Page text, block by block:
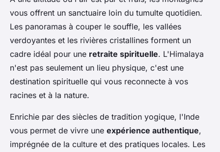
vous offrent un sanctuaire loin du tumulte quotidien.
Les panoramas à couper le souffle, les vallées
verdoyantes et les rivières cristallines forment un
cadre idéal pour une retraite spirituelle. L'Himalaya
n'est pas seulement un lieu physique, c'est une
destination spirituelle qui vous reconnecte à vos
racines et à la nature.
Enrichie par des siècles de tradition yogique, l'Inde
vous permet de vivre une expérience authentique,
imprégnée de la culture et des pratiques locales. Les